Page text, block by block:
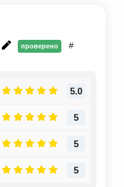
проверено #
5.0
5
5
5